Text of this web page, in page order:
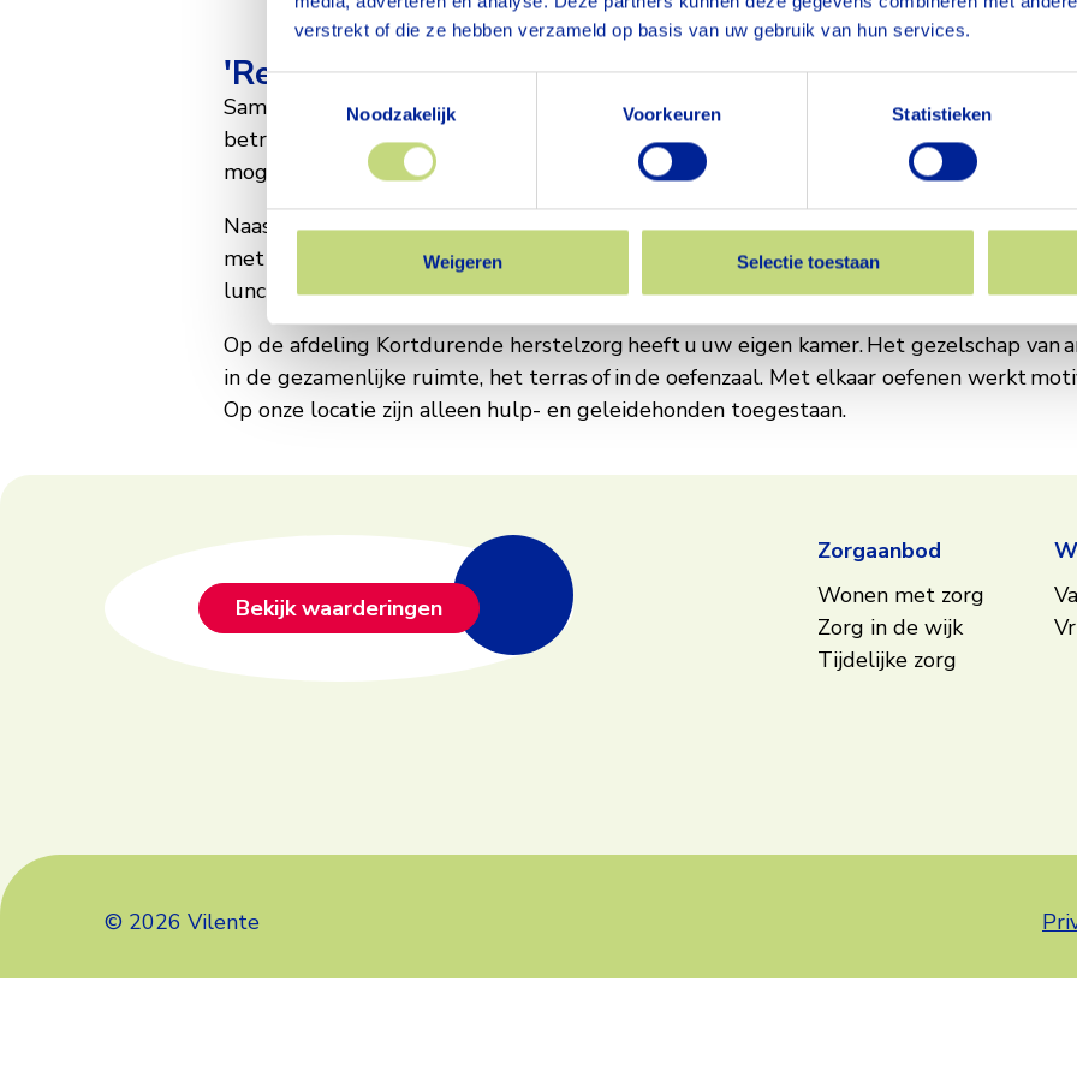
verstrekt of die ze hebben verzameld op basis van uw gebruik van hun services.
Toestemmingsselectie
Noodzakelijk
Voorkeuren Statistieken
Weigeren Selectie toestaan
Arnhem
'Revalideren doen we samen'
Samen met u werkt ons revalidatieteam aan één gezamenlijk doel: uw herstel. Uw
betrekken hen graag bij uw revalidatie. Met elkaar maken we een programma op
mogelijk wordt.
Naast behandelingen door bijvoorbeeld een fysiotherapeut, psycholoog, logopedist
met de verpleging praktische dingen. Denk bijvoorbeeld aan wassen en aankleden of
lunch.
Op de afdeling Kortdurende herstelzorg heeft u uw eigen kamer. Het gezelschap van
in de gezamenlijke ruimte, het terras of in de oefenzaal. Met elkaar oefenen werkt
Op onze locatie zijn alleen hulp- en geleidehonden toegestaan.
Footer
Bekijk waarderingen
Zorgaanbod
Wonen met zorg
Zorg in de wijk
Tijdelijke zorg
© 2026 Vilente